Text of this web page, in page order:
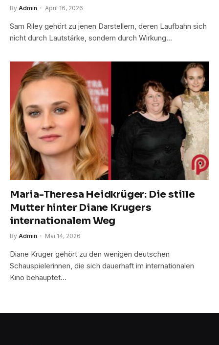
By Admin April 16, 2026
Sam Riley gehört zu jenen Darstellern, deren Laufbahn sich
nicht durch Lautstärke, sondern durch Wirkung…
Maria-Theresa Heidkrüger: Die stille
Mutter hinter Diane Krugers
internationalem Weg
By Admin Mai 14, 2026
Diane Kruger gehört zu den wenigen deutschen
Schauspielerinnen, die sich dauerhaft im internationalen
Kino behauptet…